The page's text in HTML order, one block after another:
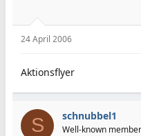
24 April 2006
Aktionsflyer
S schnubbel1
Well-known member